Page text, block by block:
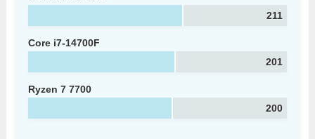
211
Core i7-14700F
201
Ryzen 7 7700
200